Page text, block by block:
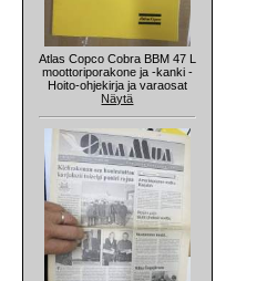
Atlas Copco Cobra BBM 47 L
moottoriporakone ja -kanki -
Hoito-ohjekirja ja varaosat
Näytä